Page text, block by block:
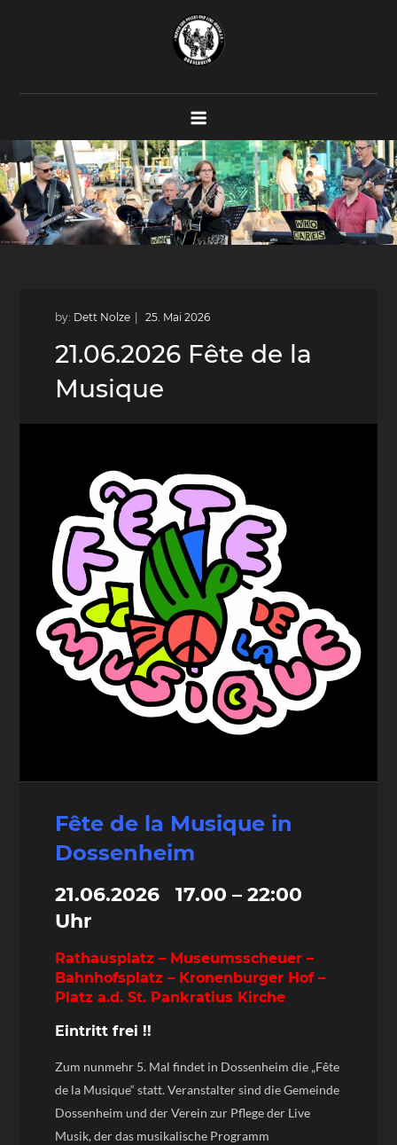
Verein zur Pflege der Live-Musik
e.V.
Konzerte – Proberäume – Veranstaltungen
by: Dett Nolze
21.06.2026 Fête de la
Musique
Fête de la Musique in
Dossenheim
21.06.2026 17.00 – 22:00
Uhr
Rathausplatz – Museumsscheuer –
Bahnhofsplatz – Kronenburger Hof –
Platz a.d. St. Pankratius Kirche
Eintritt frei !!
Zum nunmehr 5. Mal findet in Dossenheim die „Fête
de la Musique“ statt. Veranstalter sind die Gemeinde
Dossenheim und der Verein zur Pflege der Live
Musik, der das musikalische Programm